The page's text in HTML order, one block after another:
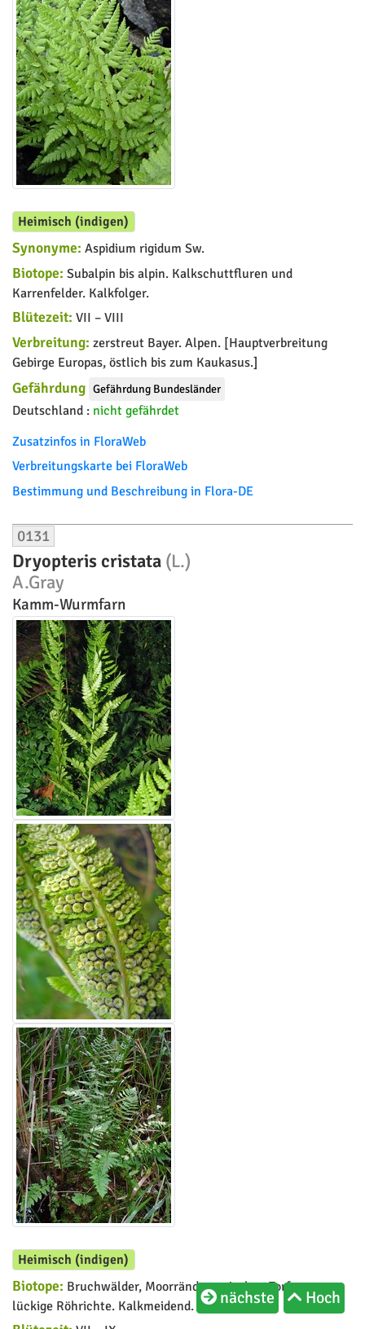
nächste Hoch
Heimisch (indigen)
Synonyme: Aspidium rigidum Sw.
Biotope: Subalpin bis alpin. Kalkschuttfluren und
Karrenfelder. Kalkfolger.
Blütezeit: VII – VIII
Verbreitung: zerstreut Bayer. Alpen. [Hauptverbreitung
Gebirge Europas, östlich bis zum Kaukasus.]
Gefährdung Gefährdung Bundesländer
Deutschland : nicht gefährdet
Zusatzinfos in FloraWeb
Verbreitungskarte bei FloraWeb
Bestimmung und Beschreibung in Flora-DE
0131
Dryopteris cristata (L.)
A.Gray
Kamm-Wurmfarn
Heimisch (indigen)
Biotope: Bruchwälder, Moorränder zwischen Torfmoosen,
lückige Röhrichte. Kalkmeidend.